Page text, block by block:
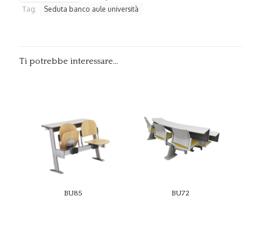
Tag:
Seduta banco aule università
Ti potrebbe interessare…
BU85 BU72